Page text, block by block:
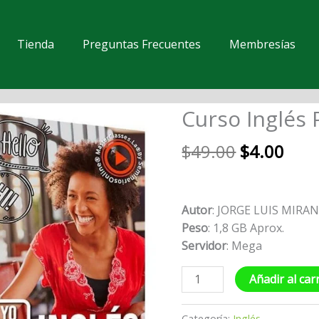
Tienda Preguntas Frecuentes Membresías
Curso Inglés
$49.00
El
precio
original
$4.00
El
Autor: JORGE LUIS
Peso: 1,8 GB Aprox.
Servidor: Mega
Curso
Inglés
Práctico
Añadir al